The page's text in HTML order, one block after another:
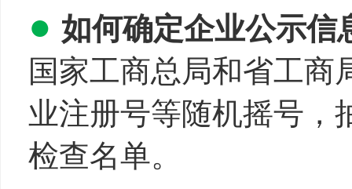
● 如何确定企业公示信
国家工商总局和省工商
业注册号等随机摇号，
检查名单。